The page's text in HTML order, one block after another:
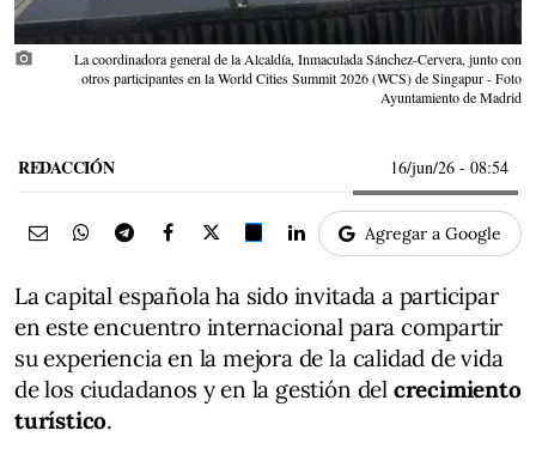
photo_camera
La coordinadora general de la Alcaldía, Inmaculada Sánchez-Cervera, junto con
otros participantes en la World Cities Summit 2026 (WCS) de Singapur - Foto
Ayuntamiento de Madrid
REDACCIÓN 16/jun/26 - 08:54
Agregar a Google
La capital española ha sido invitada a participar
en este encuentro internacional para compartir
su experiencia en la mejora de la calidad de vida
de los ciudadanos y en la gestión del crecimiento
turístico.